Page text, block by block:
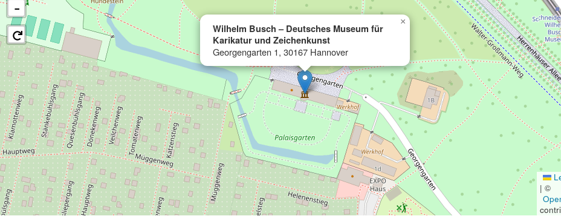
Wilhelm Busch – Deutsches Museum für
Karikatur und Zeichenkunst
Georgengarten 1, 30167 Hannover
×
−
| ©